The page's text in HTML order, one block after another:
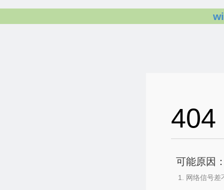
404
可能原因
网络信号差